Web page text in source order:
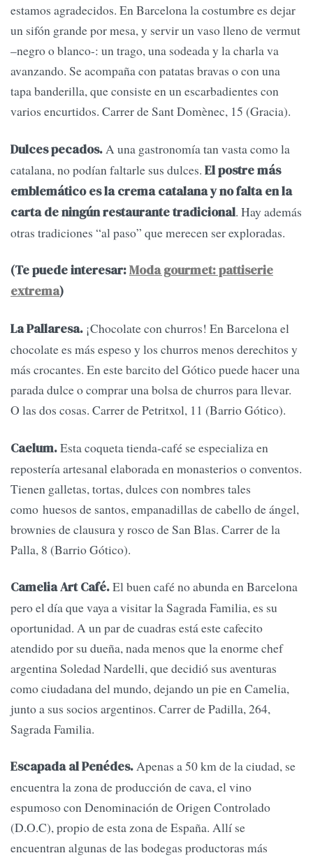
estamos agradecidos. En Barcelona la costumbre es dejar
un sifón grande por mesa, y servir un vaso lleno de vermut
–negro o blanco-: un trago, una sodeada y la charla va
avanzando. Se acompaña con patatas bravas o con una
tapa banderilla, que consiste en un escarbadientes con
varios encurtidos. Carrer de Sant Domènec, 15 (Gracia).
Dulces pecados. A una gastronomía tan vasta como la
catalana, no podían faltarle sus dulces. El postre más
emblemático es la crema catalana y no falta en la
carta de ningún restaurante tradicional. Hay además
otras tradiciones “al paso” que merecen ser exploradas.
(Te puede interesar:Moda gourmet: pattiserie
extrema)
La Pallaresa. ¡Chocolate con churros! En Barcelona el
chocolate es más espeso y los churros menos derechitos y
más crocantes. En este barcito del Gótico puede hacer una
parada dulce o comprar una bolsa de churros para llevar.
O las dos cosas. Carrer de Petritxol, 11 (Barrio Gótico).
Caelum.Esta coqueta tienda-café se especializa en
repostería artesanal elaborada en monasterios o conventos.
Tienen galletas, tortas, dulces con nombres tales
como huesos de santos, empanadillas de cabello de ángel,
brownies de clausura y rosco de San Blas. Carrer de la
Palla, 8 (Barrio Gótico).
Camelia Art Café.El buen café no abunda en Barcelona
pero el día que vaya a visitar la Sagrada Familia, es su
oportunidad. A un par de cuadras está este cafecito
atendido por su dueña, nada menos que la enorme chef
argentina Soledad Nardelli, que decidió sus aventuras
como ciudadana del mundo, dejando un pie en Camelia,
junto a sus socios argentinos. Carrer de Padilla, 264,
Sagrada Familia.
Escapada al Penédes.Apenas a 50 km de la ciudad, se
encuentra la zona de producción de cava, el vino
espumoso con Denominación de Origen Controlado
(D.O.C), propio de esta zona de España. Allí se
encuentran algunas de las bodegas productoras más